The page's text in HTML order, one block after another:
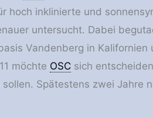
hoch inklinierte und
untersucht. Dabei
Vandenberg in Kalifornien
möchte OSCsich
Spätestens zwei Jahre